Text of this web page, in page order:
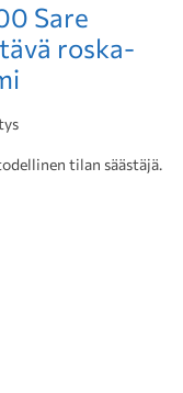
Sare
roska-
tilan säästäjä.